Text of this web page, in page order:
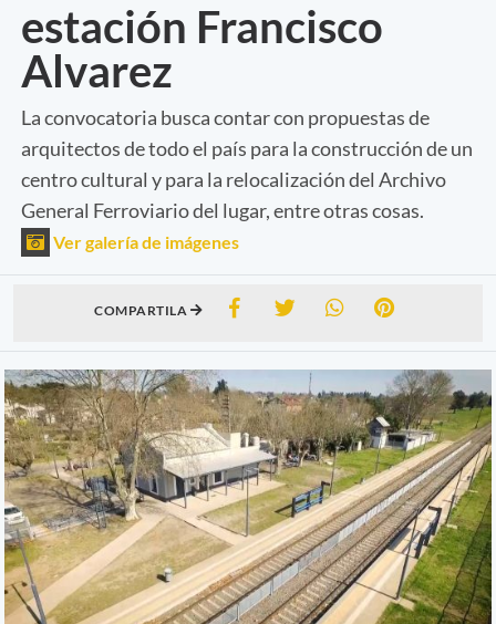
estación Francisco
Alvarez
La convocatoria busca contar con propuestas de
arquitectos de todo el país para la construcción de un
centro cultural y para la relocalización del Archivo
General Ferroviario del lugar, entre otras cosas.
Ver galería de imágenes
COMPARTILA